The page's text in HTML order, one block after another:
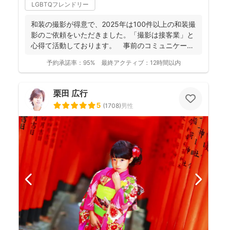
LGBTQフレンドリー
和装の撮影が得意で、2025年は100件以上の和装撮
影のご依頼をいただきました。「撮影は接客業」と
心得て活動しております。 事前のコミュニケーシ
予約承諾率： 95% 最終アクティブ： 12時間以内
栗田 広行
5 (1708)男性